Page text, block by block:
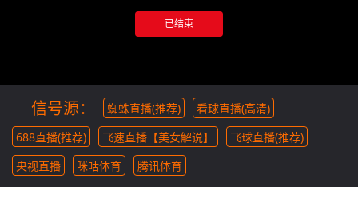
已结束
信号源： 蜘蛛直播(推荐)
看球直播(高清)
688直播(推荐)
飞速直播【美女解说】
飞球直播(推荐)
央视直播
咪咕体育 腾讯体育